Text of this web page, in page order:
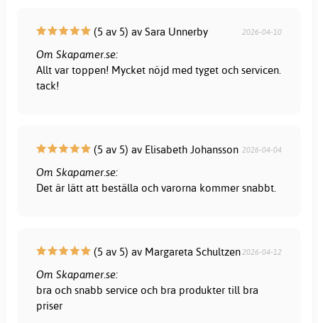
(5 av 5) av Sara Unnerby 2026-04-10
Om Skapamer.se:
Allt var toppen! Mycket nöjd med tyget och servicen.
tack!
(5 av 5) av Elisabeth Johansson 2026-04-04
Om Skapamer.se:
Det är lätt att beställa och varorna kommer snabbt.
(5 av 5) av Margareta Schultzen2026-04-12
Om Skapamer.se:
bra och snabb service och bra produkter till bra
priser